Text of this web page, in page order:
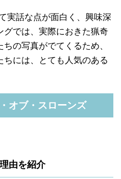
実話な点が面白く、興味深
グでは、実際におきた猟奇
の写真がでてくるため、
には、とても人気のある
オブ・スローンズ
由を紹介